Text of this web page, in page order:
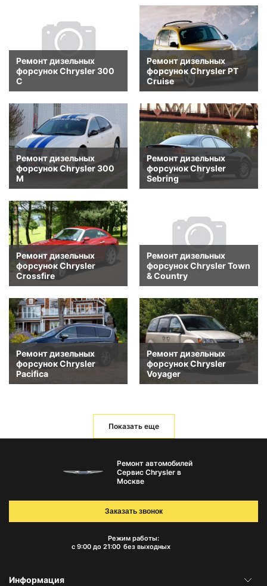
Ремонт дизельных
форсунок Chrysler 300
C
Ремонт дизельных
форсунок Chrysler PT
Cruise
Ремонт дизельных
форсунок Chrysler 300
M
Ремонт дизельных
форсунок Chrysler
Sebring
Ремонт дизельных
форсунок Chrysler
Crossfire
Ремонт дизельных
форсунок Chrysler Town
& Country
Ремонт дизельных
форсунок Chrysler
Pacifica
Ремонт дизельных
форсунок Chrysler
Voyager
Показать еще
Ремонт автомобилей
Сервис Chrysler в
Москве
Режим работы:
с 9:00 до 21:00 без выходных
Заказать звонок
Информация